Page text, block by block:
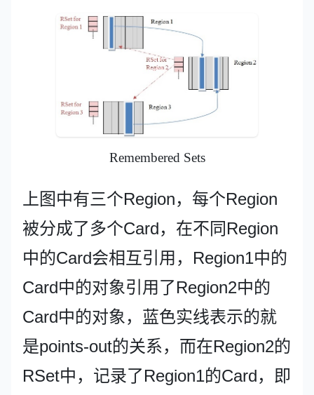
Remembered Sets
上图中有三个Region，每个Region
被分成了多个Card，在不同Region
中的Card会相互引用，Region1中的
Card中的对象引用了Region2中的
Card中的对象，蓝色实线表示的就
是points-out的关系，而在Region2的
RSet中，记录了Region1的Card，即